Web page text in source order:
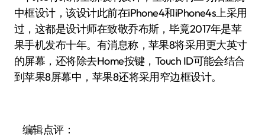
中框设计，该设计此前在iPhone4和iPhone4s上采用
过，这都是设计师在致敬乔布斯，毕竟2017年是苹
果手机发布十年。有消息称，苹果8将采用更大英寸
的屏幕，还将除去Home按键，Touch ID可能会结合
到苹果8屏幕中，苹果8还将采用窄边框设计。
编辑点评：